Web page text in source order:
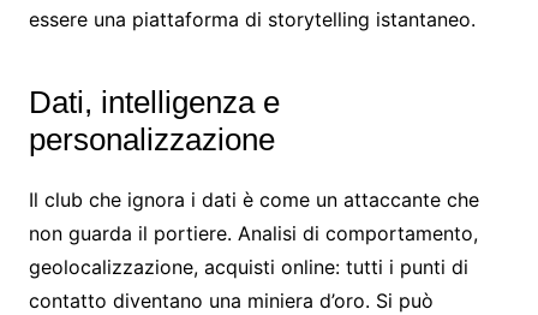
essere una piattaforma di storytelling istantaneo.
Dati, intelligenza e
personalizzazione
Il club che ignora i dati è come un attaccante che
non guarda il portiere. Analisi di comportamento,
geolocalizzazione, acquisti online: tutti i punti di
contatto diventano una miniera d’oro. Si può